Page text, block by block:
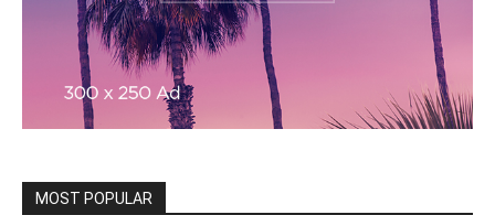
MOST POPULAR